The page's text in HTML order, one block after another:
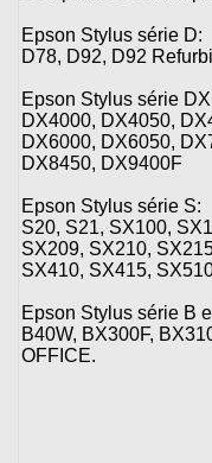
Epson Stylus série D:
D78, D92, D92
Epson Stylus série
DX4000, DX4050,
DX6000, DX6050,
DX8450, DX9400F
Epson Stylus série S:
S20, S21, SX100,
SX209, SX210,
SX410, SX415,
Epson Stylus série B
B40W, BX300F,
OFFICE.